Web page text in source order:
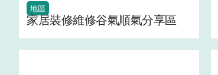
地區
家居裝修維修谷氣順氣分享區